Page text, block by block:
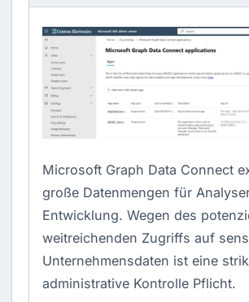
Microsoft Graph Data Connect
große Datenmengen für
Entwicklung. Wegen des
weitreichenden Zugriffs auf
Unternehmensdaten ist eine
administrative Kontrolle Pflicht.